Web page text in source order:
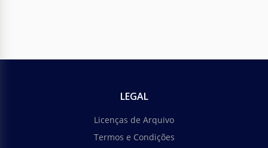
LEGAL
Licenças de Arquivo
Termos e Condições